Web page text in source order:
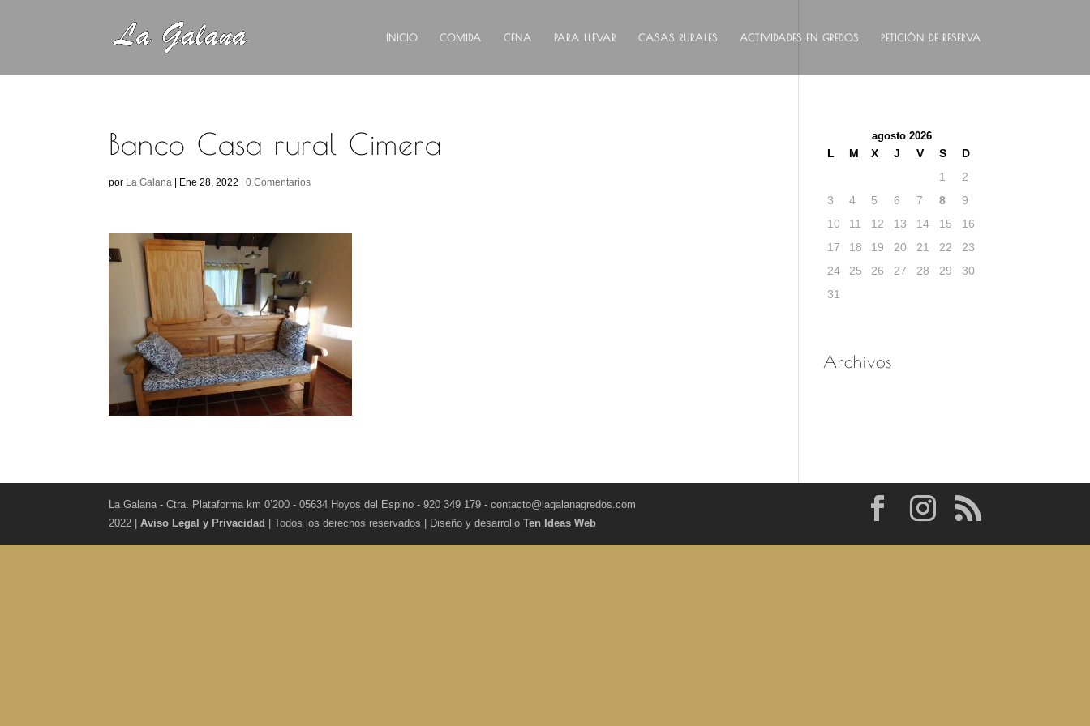
INICIO COMIDA CENA PARA LLEVAR CASAS RURALES ACTIVIDADES EN GREDOS PETICIÓN DE RESERVA
Banco Casa rural Cimera
por La Galana Ene 28, 2022 |0 Comentarios
agosto 2026
L M X J V S
D
1
2
3
4 5 6 7 8
9
10
11 12 13 14 15
16
17
18 19 20 21 22
23
24
25 26 27 28 29
30
31
Archivos
La Galana - Ctra. Plataforma km 0’200 - 05634 Hoyos del Espino - 920 349 179 - contacto@lagalanagredos.com
2022 |Aviso Legal y Privacidad | Todos los derechos reservados | Diseño y desarrolloTen Ideas Web